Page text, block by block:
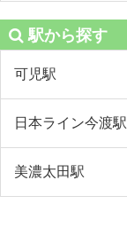
駅から探す
可児駅
日本ライン今渡駅
美濃太田駅